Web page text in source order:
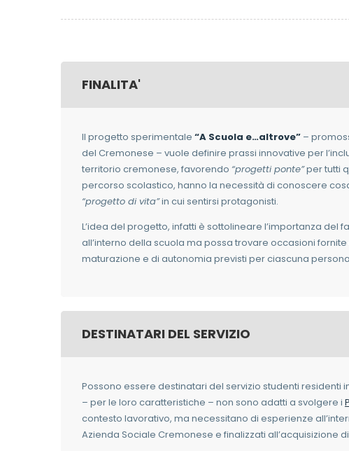
FINALITA'
Il progetto sperimentale “A Scuola e…altrove” –
del Cremonese – vuole definire prassi innovative per
territorio cremonese, favorendo “progetti ponte”per tutti
percorso scolastico, hanno la necessità di conoscere
“progetto di vita”in cui sentirsi protagonisti.
L’idea del progetto, infatti è sottolineare l’importanza del
all’interno della scuola ma possa trovare occasioni
maturazione e di autonomia previsti per ciascuna
DESTINATARI DEL SERVIZIO
Possono essere destinatari del servizio studenti residenti
– per le loro caratteristiche – non sono adatti a svolgere i
contesto lavorativo, ma necessitano di esperienze
Azienda Sociale Cremonese e finalizzati all’acquisizione